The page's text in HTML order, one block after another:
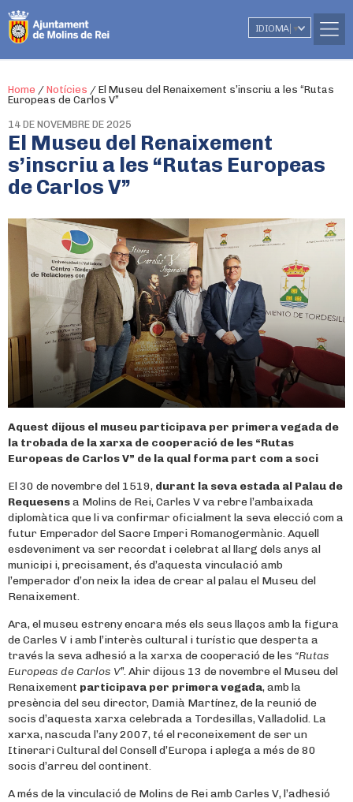
IDIOMA ▼
Home / Notícies / El Museu del Renaixement s’inscriu a les “Rutas
Europeas de Carlos V”
14 DE NOVEMBRE DE 2025
El Museu del Renaixement
s’inscriu a les “Rutas Europeas
de Carlos V”
Aquest dijous el museu participava per primera vegada de
la trobada de la xarxa de cooperació de les “Rutas
Europeas de Carlos V” de la qual forma part com a soci
El 30 de novembre del 1519, durant la seva estada al Palau de
Requesensa Molins de Rei, Carles V va rebre l’ambaixada
diplomàtica que li va confirmar oficialment la seva elecció com a
futur Emperador del Sacre Imperi Romanogermànic. Aquell
esdeveniment va ser recordat i celebrat al llarg dels anys al
municipi i, precisament, és d’aquesta vinculació amb
l’emperador d’on neix la idea de crear al palau el Museu del
Renaixement.
Ara, el museu estreny encara més els seus llaços amb la figura
de Carles V i amb l’interès cultural i turístic que desperta a
través la seva adhesió a la xarxa de cooperació de les “Rutas
Europeas de Carlos V”. Ahir dijous 13 de novembre el Museu del
Renaixement participava per primera vegada, amb la
presència del seu director, Damià Martínez, de la reunió de
socis d’aquesta xarxa celebrada a Tordesillas, Valladolid. La
xarxa, nascuda l’any 2007, té el reconeixement de ser un
Itinerari Cultural del Consell d’Europa i aplega a més de 80
socis d’arreu del continent.
A més de la vinculació de Molins de Rei amb Carles V, l’adhesió